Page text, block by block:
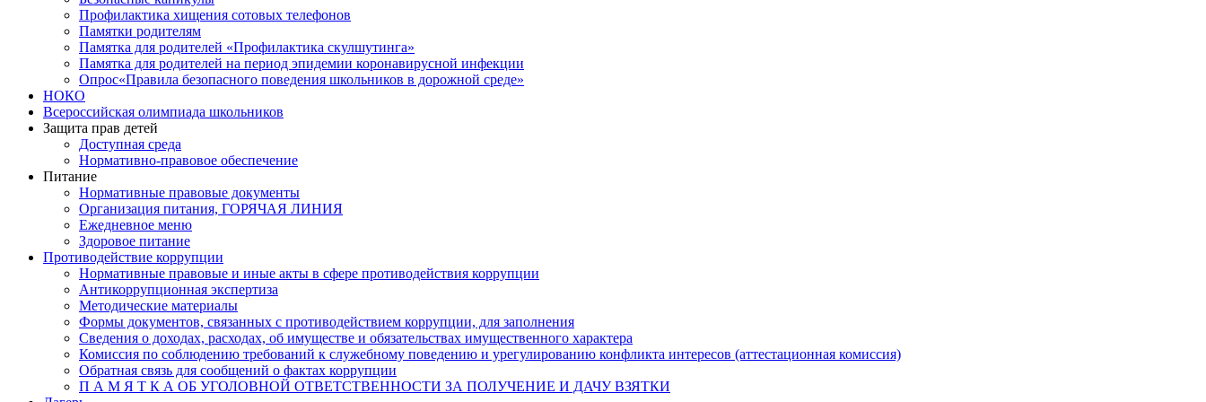
Профилактика хищения сотовых телефонов
Памятки родителям
Памятка для родителей «Профилактика скулшутинга»
Памятка для родителей на период эпидемии коронавирусной инфекции
Опрос«Правила безопасного поведения школьников в дорожной среде»
НОКО
Всероссийская олимпиада школьников
Защита прав детей
Доступная среда
Нормативно-правовое обеспечение
Питание
Нормативные правовые документы
Организация питания, ГОРЯЧАЯ ЛИНИЯ
Ежедневное меню
Здоровое питание
Противодействие коррупции
Нормативные правовые и иные акты в сфере противодействия коррупции
Антикоррупционная экспертиза
Методические материалы
Формы документов, связанных с противодействием коррупции, для заполнения
Сведения о доходах, расходах, об имуществе и обязательствах имущественного характера
Комиссия по соблюдению требований к служебному поведению и урегулированию конфликта интересов (аттестационная комиссия)
Обратная связь для сообщений о фактах коррупции
П А М Я Т К А ОБ УГОЛОВНОЙ ОТВЕТСТВЕННОСТИ ЗА ПОЛУЧЕНИЕ И ДАЧУ ВЗЯТКИ